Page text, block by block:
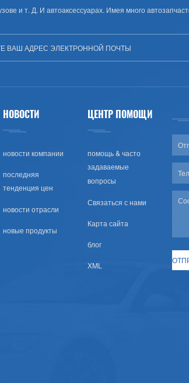
и т. Д. И автоаксессуарах. Имея много
НОВОСТИ
новости компании
последняя
тенденция цен
новости отрасли
новые продукты
ЦЕНТР ПОМОЩИ
помощь & часто
задаваемые
вопросы
Связаться с нами
Карта сайта
блог
XML